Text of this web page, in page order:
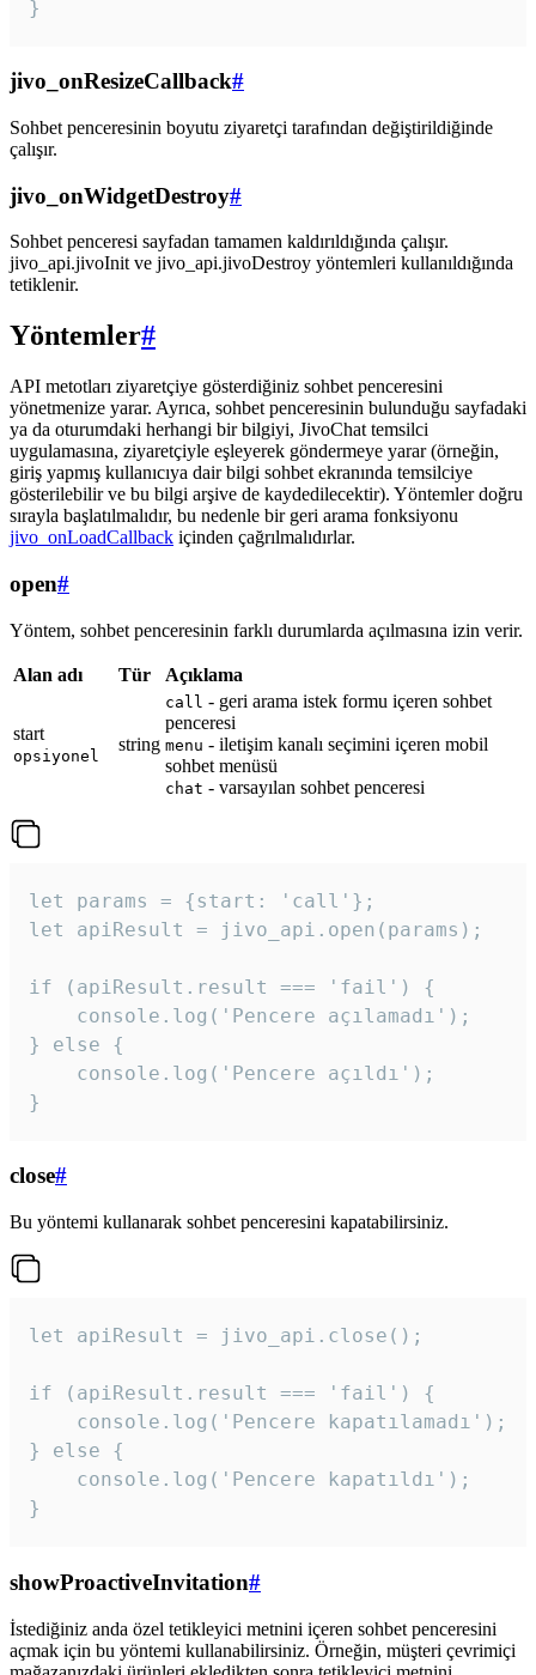
}
jivo_onResizeCallback#
Sohbet penceresinin boyutu ziyaretçi tarafından değiştirildiğinde
çalışır.
jivo_onWidgetDestroy#
Sohbet penceresi sayfadan tamamen kaldırıldığında çalışır.
jivo_api.jivoInit ve jivo_api.jivoDestroy yöntemleri kullanıldığında
tetiklenir.
Yöntemler#
API metotları ziyaretçiye gösterdiğiniz sohbet penceresini
yönetmenize yarar. Ayrıca, sohbet penceresinin bulunduğu sayfadaki
ya da oturumdaki herhangi bir bilgiyi, JivoChat temsilci
uygulamasına, ziyaretçiyle eşleyerek göndermeye yarar (örneğin,
giriş yapmış kullanıcıya dair bilgi sohbet ekranında temsilciye
gösterilebilir ve bu bilgi arşive de kaydedilecektir). Yöntemler doğru
sırayla başlatılmalıdır, bu nedenle bir geri arama fonksiyonu
jivo_onLoadCallback içinden çağrılmalıdırlar.
open#
Yöntem, sohbet penceresinin farklı durumlarda açılmasına izin verir.
Alan adı Tür Açıklama
start
opsiyonel
string
call - geri arama istek formu içeren sohbet
penceresi
menu - iletişim kanalı seçimini içeren mobil
sohbet menüsü
chat - varsayılan sohbet penceresi
let params = {start: 'call'};
let apiResult = jivo_api.open(params);
if (apiResult.result === 'fail') {
    console.log('Pencere açılamadı');
} else {
    console.log('Pencere açıldı');
}
close#
Bu yöntemi kullanarak sohbet penceresini kapatabilirsiniz.
let apiResult = jivo_api.close();
if (apiResult.result === 'fail') {
    console.log('Pencere kapatılamadı');
} else {
    console.log('Pencere kapatıldı');
}
showProactiveInvitation#
İstediğiniz anda özel tetikleyici metnini içeren sohbet penceresini
açmak için bu yöntemi kullanabilirsiniz. Örneğin, müşteri çevrimiçi